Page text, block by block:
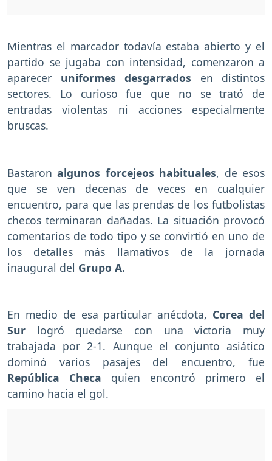
Mientras el marcador todavía estaba abierto y el
partido se jugaba con intensidad, comenzaron a
aparecer uniformes desgarrados en distintos
sectores. Lo curioso fue que no se trató de
entradas violentas ni acciones especialmente
bruscas.
Bastaronalgunos forcejeos habituales, de esos
que se ven decenas de veces en cualquier
encuentro, para que las prendas de los futbolistas
checos terminaran dañadas. La situación provocó
comentarios de todo tipo y se convirtió en uno de
los detalles más llamativos de la jornada
inaugural del Grupo A.
En medio de esa particular anécdota, Corea del
Sur logró quedarse con una victoria muy
trabajada por 2-1. Aunque el conjunto asiático
dominó varios pasajes del encuentro, fue
República Checa quien encontró primero el
camino hacia el gol.